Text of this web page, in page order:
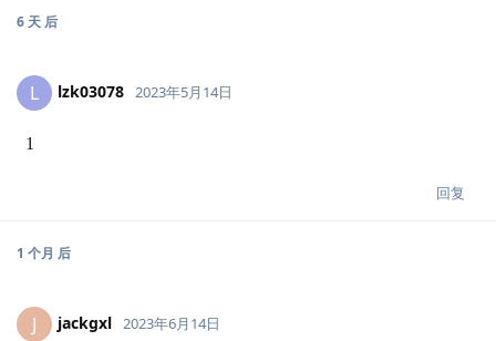
6 天后
L lzk03078 2023年5月14日
1
回复
1 个月 后
J jackgxl 2023年6月14日